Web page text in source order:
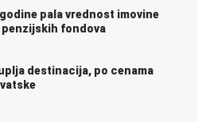
pala vrednost imovine
fondova
destinacija, po cenama